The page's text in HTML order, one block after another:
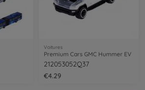
Voitures
Premium Cars GMC Hummer EV
212053052Q37
€4.29